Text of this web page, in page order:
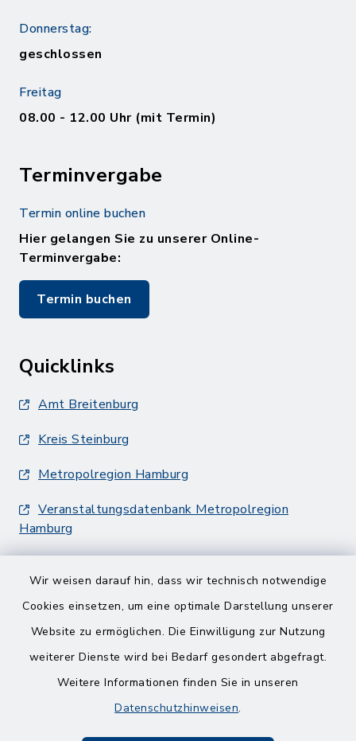
Wir weisen darauf hin, dass wir technisch notwendige
Cookies einsetzen, um eine optimale Darstellung unserer
Website zu ermöglichen. Die Einwilligung zur Nutzung
weiterer Dienste wird bei Bedarf gesondert abgefragt.
Weitere Informationen finden Sie in unseren
Datenschutzhinweisen.
Donnerstag:
geschlossen
Freitag
08.00 - 12.00 Uhr (mit Termin)
Terminvergabe
Termin online buchen
Hier gelangen Sie zu unserer Online-
Terminvergabe:
Termin buchen
Quicklinks
Amt Breitenburg
Kreis Steinburg
Metropolregion Hamburg
Veranstaltungsdatenbank Metropolregion
Hamburg
Barrierefreiheit